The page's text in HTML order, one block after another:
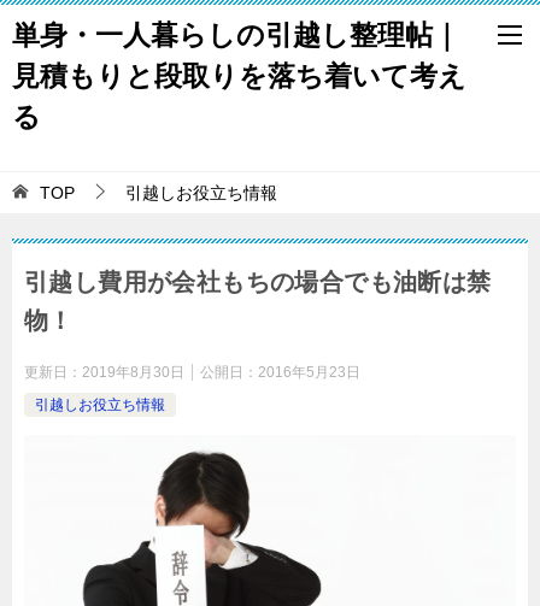
単身・一人暮らしの引越し整理帖｜
見積もりと段取りを落ち着いて考え
る
TOP 引越しお役立ち情報
引越し費用が会社もちの場合でも油断は禁
物！
更新日： 2019年8月30日 公開日： 2016年5月23日
引越しお役立ち情報